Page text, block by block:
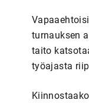
turnauksen
taito
työajasta